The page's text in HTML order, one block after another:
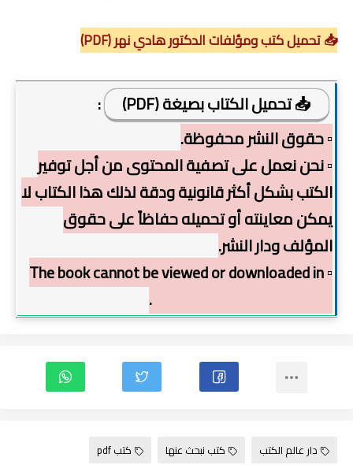
📥 تحميل كتب ومؤلفات الدكتور هادي نهر (PDF)
📥 تحميل الكتاب بصيغة (PDF)
:
▫️ حقوق النشر محفوظة.
▫️ نحن نعمل على تصفية المحتوى من أجل توفير
الكتب بشكل أكثر قانونية ودقة لذلك هذا الكتاب لا
يمكن معاينته أو تحميله حفاظاً على حقوق
المؤلف ودار النشر.
▫️ The book cannot be viewed or downloaded in
دار عالم الكتب كتب نبحث عنها
كتب pdf